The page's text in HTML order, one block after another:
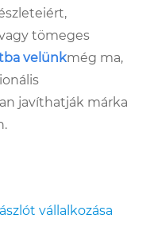
tömeges
velünkmég ma,
javíthatják márka
vállalkozása